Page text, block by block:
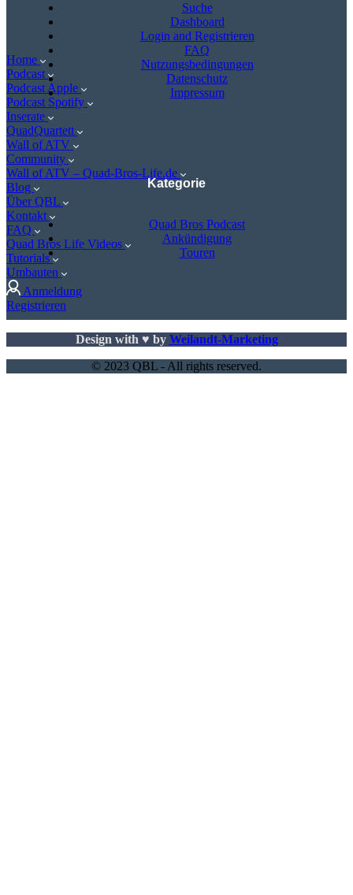
Home
Podcast
Podcast Apple
Podcast Spotify
Inserate
QuadQuartett
Wall of ATV
Community
Wall of ATV – Quad-Bros-Life.de
Blog
Über QBL
Kontakt
FAQ
Quad Bros Life Videos
Tutorials
Umbauten
Anmeldung
Registrieren
Suche
Dashboard
Login and Registrieren
FAQ
Nutzungsbedingungen
Datenschutz
Impressum
Kategorie
Quad Bros Podcast
Ankündigung
Touren
Design with ♥ by Weilandt-Marketing
© 2023 QBL - All rights reserved.